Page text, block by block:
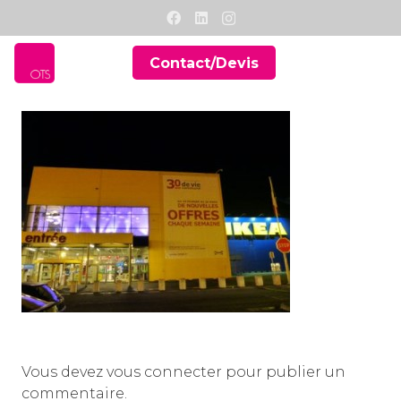
Contact/Devis
Vous devez vous connecter pour publier un
commentaire.